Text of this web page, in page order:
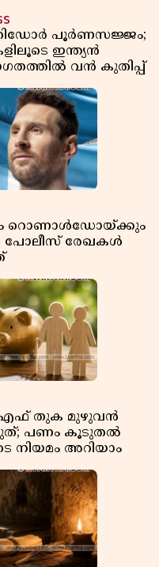
പൂർണസജ്ജം;
ഇന്ത്യൻ
വൻ കുതിപ്പ്
റൊണാൾഡോയ്ക്കും
പോലീസ് രേഖകൾ
എഫ് തുക മുഴുവൻ
പണം കൂടുതൽ
നിയമം അറിയാം